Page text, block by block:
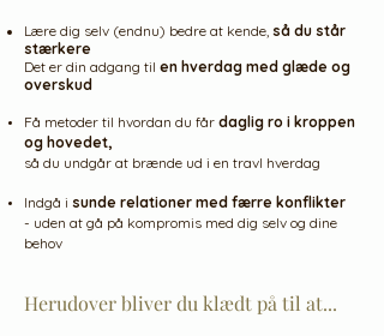
Lære dig selv (endnu) bedre at kende, så du står
stærkere
Det er din adgang til en hverdag med glæde og
overskud
Få metoder til hvordan du får daglig ro i kroppen
og hovedet,
så du undgår at brænde ud i en travl hverdag
Indgå i sunde relationer med færre konflikter
- uden at gå på kompromis med dig selv og dine
behov
Herudover bliver du klædt på til at...